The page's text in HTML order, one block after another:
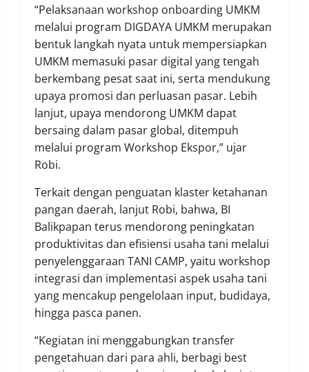
“Pelaksanaan workshop onboarding UMKM
melalui program DIGDAYA UMKM merupakan
bentuk langkah nyata untuk mempersiapkan
UMKM memasuki pasar digital yang tengah
berkembang pesat saat ini, serta mendukung
upaya promosi dan perluasan pasar. Lebih
lanjut, upaya mendorong UMKM dapat
bersaing dalam pasar global, ditempuh
melalui program Workshop Ekspor,” ujar
Robi.
Terkait dengan penguatan klaster ketahanan
pangan daerah, lanjut Robi, bahwa, BI
Balikpapan terus mendorong peningkatan
produktivitas dan efisiensi usaha tani melalui
penyelenggaraan TANI CAMP, yaitu workshop
integrasi dan implementasi aspek usaha tani
yang mencakup pengelolaan input, budidaya,
hingga pasca panen.
“Kegiatan ini menggabungkan transfer
pengetahuan dari para ahli, berbagi best